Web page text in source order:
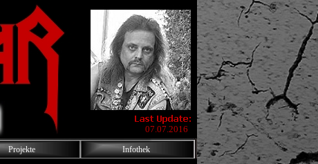
07.07.2016
Projekte Infothek